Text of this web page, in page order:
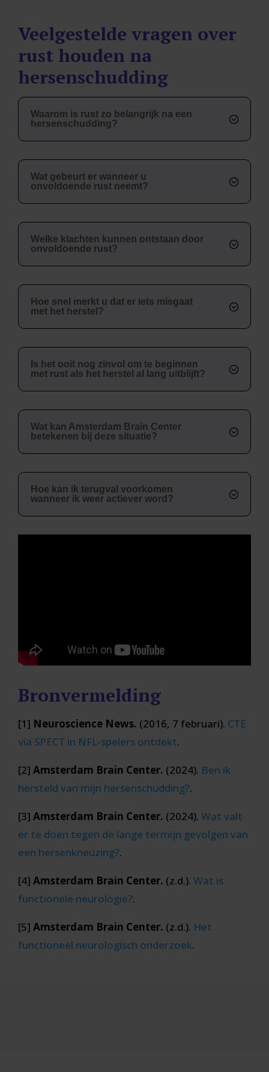
Veelgestelde vragen over
rust houden na
hersenschudding
Waarom is rust zo belangrijk na een
hersenschudding?
Wat gebeurt er wanneer u
onvoldoende rust neemt?
Welke klachten kunnen ontstaan door
onvoldoende rust?
Hoe snel merkt u dat er iets misgaat
met het herstel?
Is het ooit nog zinvol om te beginnen
met rust als het herstel al lang uitblijft?
Wat kan Amsterdam Brain Center
betekenen bij deze situatie?
Hoe kan ik terugval voorkomen
wanneer ik weer actiever word?
Bronvermelding
[1] Neuroscience News. (2016, 7 februari). CTE
via SPECT in NFL-spelers ontdekt.
[2] Amsterdam Brain Center. (2024). Ben ik
hersteld van mijn hersenschudding?.
[3] Amsterdam Brain Center. (2024). Wat valt
er te doen tegen de lange termijn gevolgen van
een hersenkneuzing?.
[4] Amsterdam Brain Center. (z.d.). Wat is
functionele neurologie?.
[5] Amsterdam Brain Center. (z.d.). Het
functioneel neurologisch onderzoek.